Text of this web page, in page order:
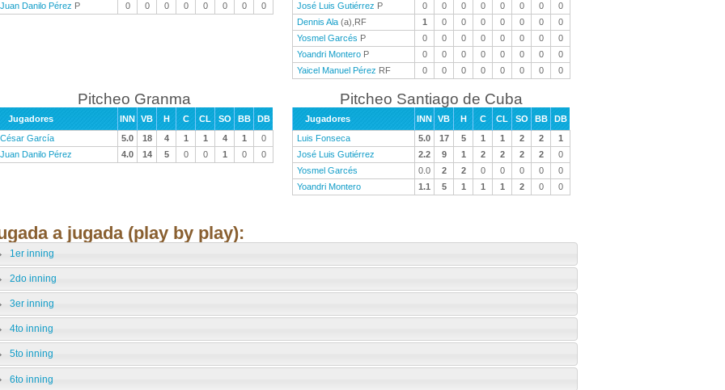
Juan Danilo Pérez P 0 0 0 0 0 0 0 0
José Luis Gutiérrez P 0 0 0 0 0 0 0
0
Dennis Ala (a),RF 1 0 0 0 0 0 0
0
Yosmel Garcés P 0 0 0 0 0 0 0
0
Yoandri Montero P 0 0 0 0 0 0 0
0
Yaicel Manuel Pérez RF 0 0 0 0 0 0 0 0
Pitcheo Granma
Jugadores INN VB H C CL SO BB
DB
César García
5.0 18 4 1 1 4 1
0
Juan Danilo Pérez
4.0 14 5 0 0 1 0 0
Pitcheo Santiago de Cuba
Jugadores INN VB H C CL SO BB
DB
Luis Fonseca
5.0 17 5 1 1 2 2
1
José Luis Gutiérrez
2.2 9 1 2 2 2 2
0
Yosmel Garcés
0.0 2 2 0 0 0 0
0
Yoandri Montero
1.1 5 1 1 1 2 0 0
a jugada (play by play):
1er inning
2do inning
3er inning
4to inning
5to inning
6to inning